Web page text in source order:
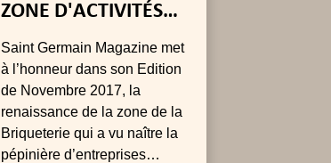
ZONE D'ACTIVITÉS
SUR LE GOLF DE
FEUCHEROLES
Saint Germain Magazine met
à l’honneur dans son Edition
de Novembre 2017, la
renaissance de la zone de la
Briqueterie qui a vu naître la
pépinière d’entreprises